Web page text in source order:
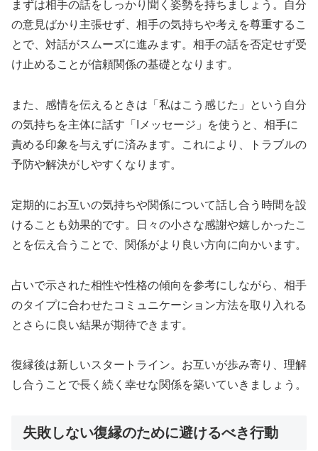
まずは相手の話をしっかり聞く姿勢を持ちましょう。自分
の意見ばかり主張せず、相手の気持ちや考えを尊重するこ
とで、対話がスムーズに進みます。相手の話を否定せず受
け止めることが信頼関係の基礎となります。
また、感情を伝えるときは「私はこう感じた」という自分
の気持ちを主体に話す「Iメッセージ」を使うと、相手に
責める印象を与えずに済みます。これにより、トラブルの
予防や解決がしやすくなります。
定期的にお互いの気持ちや関係について話し合う時間を設
けることも効果的です。日々の小さな感謝や嬉しかったこ
とを伝え合うことで、関係がより良い方向に向かいます。
占いで示された相性や性格の傾向を参考にしながら、相手
のタイプに合わせたコミュニケーション方法を取り入れる
とさらに良い結果が期待できます。
復縁後は新しいスタートライン。お互いが歩み寄り、理解
し合うことで長く続く幸せな関係を築いていきましょう。
失敗しない復縁のために避けるべき行動